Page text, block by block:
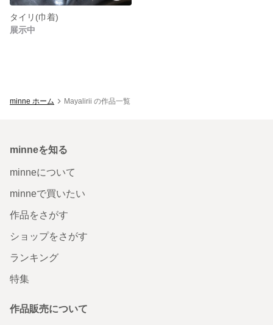
タイリ(巾着)
展示中
minne ホーム Mayalirii の作品一覧
minneを知る
minneについて
minneで買いたい
作品をさがす
ショップをさがす
ランキング
特集
作品販売について